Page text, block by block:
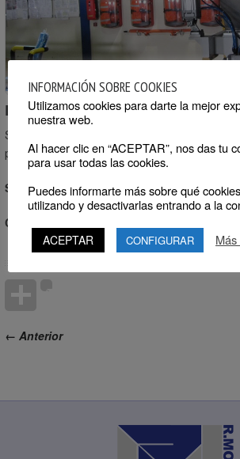
Descripción:
Sistema para rechazos de producto y cambios
producción ( galletas, etc).
Sistema:Neumático / Mecánico
Carreras:
← Anterior
INFORMACIÓN SOBRE COOKIES
Utilizamos cookies para darte la mejor
nuestra web.
Al hacer clic en “ACEPTAR”, nos das tu
para usar todas las cookies.
Puedes informarte más sobre qué
utilizando y desactivarlas entrando a la
ACEPTAR CONFIGURAR